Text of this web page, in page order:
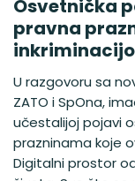
Osvetnička
pravna
U razgovoru sa
ZATO i SpOna,
učestalijoj pojavi
prazninama koje
Digitalni prostor